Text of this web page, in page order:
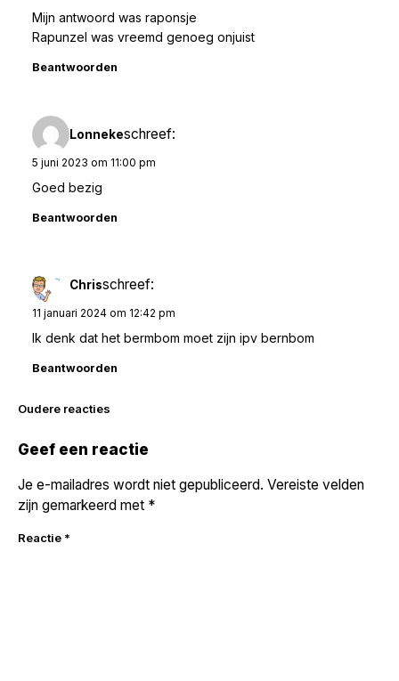
Mijn antwoord was raponsje
Rapunzel was vreemd genoeg onjuist
Beantwoorden
Lonnekeschreef:
5 juni 2023 om 11:00 pm
Goed bezig
Beantwoorden
Chrisschreef:
11 januari 2024 om 12:42 pm
Ik denk dat het bermbom moet zijn ipv bernbom
Beantwoorden
Reacties
Oudere reacties
Geef een reactie
Je e-mailadres wordt niet gepubliceerd. Vereiste velden
zijn gemarkeerd met *
Reactie *